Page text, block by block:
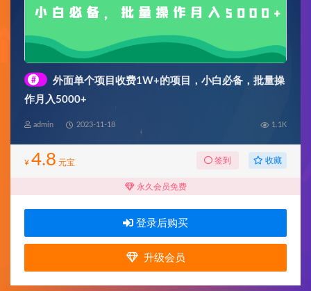
#
外面单个项目收费1W+的项目，小白必备，批量操
作月入5000+
admin 2023-11-18 1.1K
¥ 4.8 元宝 签到 收藏
永久会员免费
登录后购买
升级会员